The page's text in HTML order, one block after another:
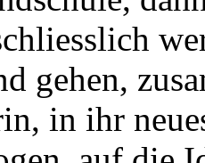
gehen,
in ihr